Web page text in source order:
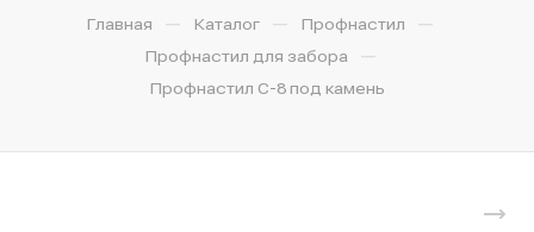
Главная — Каталог — Профнастил —
Профнастил для забора —
Профнастил С-8 под камень